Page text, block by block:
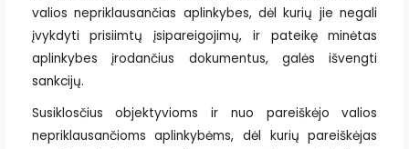
valios nepriklausančias aplinkybes, dėl kurių jie negali
įvykdyti prisiimtų įsipareigojimų, ir pateikę minėtas
aplinkybes įrodančius dokumentus, galės išvengti
sankcijų.
Susiklosčius objektyvioms ir nuo pareiškėjo valios
nepriklausančioms aplinkybėms, dėl kurių pareiškėjas